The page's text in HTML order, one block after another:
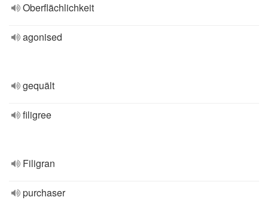
Oberflächlichkeit
agonised
gequält
filigree
Filigran
purchaser